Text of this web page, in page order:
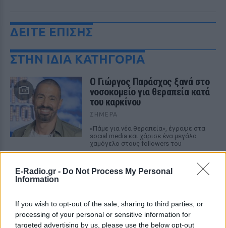
E-Radio.gr - Do Not Process My Personal
Information
If you wish to opt-out of the sale, sharing to third parties, or
processing of your personal or sensitive information for
targeted advertising by us, please use the below opt-out
ΔΕΙΤΕ ΕΠΙΣΗΣ
ΣΤΗΝ ΙΔΙΑ ΚΑΤΗΓΟΡΙΑ
O Γιώργος Παράσχος ξανά στο
νοσοκομείο για θεραπεία κατά
του καρκίνου
ΣΉΜΕΡΑ
«Πάμε για νέα θεραπεία», έγραψε στα
social media και χάρισε ένα μεγάλο
χαμόγελο στους followers του
Βλαδίμηρος Κυριακίδης: «Ο
Θεός είναι δημιούργημα του
ΣΉΜΕΡΑ
Μιλώντας στο vidcast του Θανάση Λάλα,